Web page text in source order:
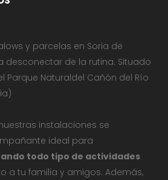
y parcelas en Soria de
desconectar de la rutina. Situado
Parque Naturaldel Cañón del Río
instalaciones se
ideal para
todo tipo de actividades
a tu familia y amigos. Además,